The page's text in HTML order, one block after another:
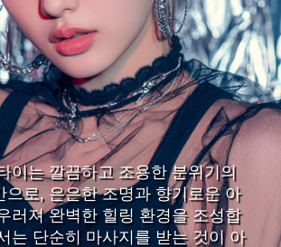
이는 깔끔하고 조용한 분위기의
으로, 은은한 조명과 향기로운 아
러져 완벽한 힐링 환경을 조성합
는 단순히 마사지를 받는 것이 아